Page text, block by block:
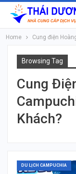
Home Cung điện
Browsing Tag
Cung
Khách?
DU LỊCH CAMPUCHIA